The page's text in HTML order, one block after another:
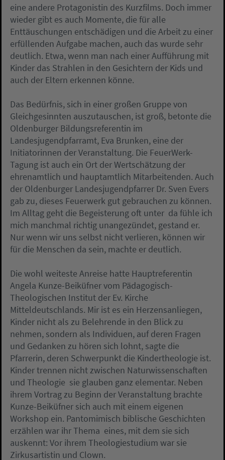
eine andere Protagonistin des Kurzfilms. Doch immer
wieder gibt es auch Momente, die für alle
Enttäuschungen entschädigen und die Arbeit zu einer
erfüllenden Aufgabe machen, auch das wurde sehr
deutlich. Etwa, wenn man nach einer Aufführung mit
Kinder das Strahlen in den Gesichtern der Kids und
auch der Eltern erkennen könne.
Das Bedürfnis, sich in einer großen Gruppe von
Gleichgesinnten auszutauschen, ist groß, betonte die
Oldenburger Bildungsreferentin im
Landesjugendpfarramt, Eva Brunken, eine der
Initiatorinnen der Veranstaltung. Die FeuerWerk-
Tagung ist auch ein Ort der Wertschätzung der
ehrenamtlich und hauptamtlich Mitarbeitenden. Auch
der Oldenburger Landesjugendpfarrer Dr. Sven Evers
gab zu, dieses Feuerwerk gut gebrauchen zu können.
Im Alltag geht die Begeisterung oft unter  da fühle ich
mich manchmal richtig unangezündet, gestand er.
Nur wenn wir uns selbst nicht verlieren, können wir
für die Menschen da sein, machte er deutlich.
Die wohl weiteste Anreise hatte Hauptreferentin
Angela Kunze-Beiküfner vom Pädagogisch-
Theologischen Institut der Ev. Kirche
Mitteldeutschlands. Mir ist es ein Herzensanliegen,
Kinder nicht als zu Belehrende in den Blick zu
nehmen, sondern als Individuen, auf deren Fragen
und Gedanken zu hören sich lohnt, sagte die
Pfarrerin, deren Schwerpunkt die Kindertheologie ist.
Kinder trennen nicht zwischen Naturwissenschaften
und Theologie  sie glauben ganz elementar. Neben
ihrem Vortrag zu Beginn der Veranstaltung brachte
Kunze-Beiküfner sich auch mit einem eigenen
Workshop ein. Pantomimisch biblische Geschichten
erzählen war ihr Thema  eines, mit dem sie sich
auskennt: Vor ihrem Theologiestudium war sie
Zirkusartistin und Clown.